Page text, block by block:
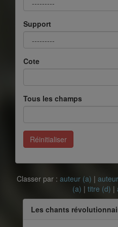
Support
Cote
Tous les champs
Réinitialiser
Classer par : auteur (a) |
(a) | titre (d) |
Les chants